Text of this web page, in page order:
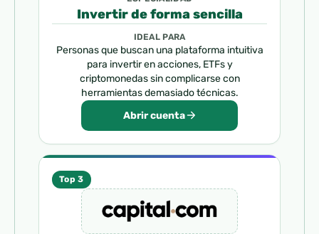
Invertir de forma sencilla
IDEAL PARA
Personas que buscan una plataforma intuitiva
para invertir en acciones, ETFs y
criptomonedas sin complicarse con
herramientas demasiado técnicas.
Abrir cuenta
Top 3